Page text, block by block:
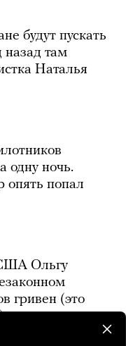
будут пускать
назад там
Наталья
одну ночь.
опять попал
Ольгу
гривен (это